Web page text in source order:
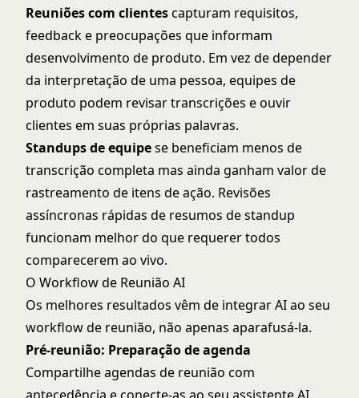
Reuniões com clientescapturam requisitos,
feedback e preocupações que informam
desenvolvimento de produto. Em vez de depender
da interpretação de uma pessoa, equipes de
produto podem revisar transcrições e ouvir
clientes em suas próprias palavras.
Standups de equipese beneficiam menos de
transcrição completa mas ainda ganham valor de
rastreamento de itens de ação. Revisões
assíncronas rápidas de resumos de standup
funcionam melhor do que requerer todos
comparecerem ao vivo.
O Workflow de Reunião AI
Os melhores resultados vêm de integrar AI ao seu
workflow de reunião, não apenas aparafusá-la.
Pré-reunião: Preparação de agenda
Compartilhe agendas de reunião com